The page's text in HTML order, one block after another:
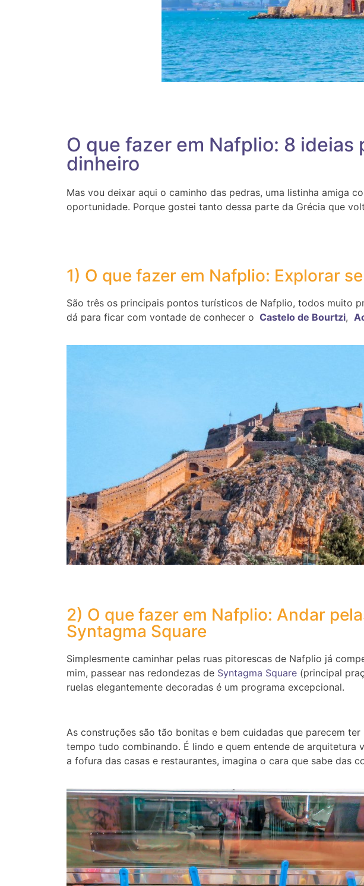
O que fazer em Nafplio: 8
dinheiro
Mas vou deixar aqui o caminho das pedras, uma listinha amiga
oportunidade. Porque gostei tanto dessa parte da Grécia que
1) O que fazer em Nafplio: Explorar
São três os principais pontos turísticos de Nafplio, todos muito
dá para ficar com vontade de conhecer o Castelo de Bourtzi,
2) O que fazer em Nafplio: Andar
Syntagma Square
Simplesmente caminhar pelas ruas pitorescas de Nafplio já
mim, passear nas redondezas de Syntagma Square (principal
ruelas elegantemente decoradas é um programa excepcional.
As construções são tão bonitas e bem cuidadas que parecem
tempo tudo combinando. É lindo e quem entende de
a fofura das casas e restaurantes, imagina o cara que sabe das